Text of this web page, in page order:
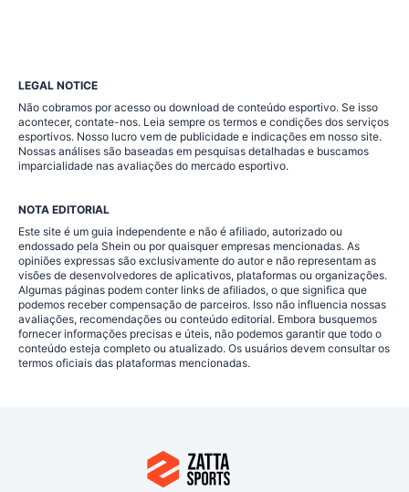
LEGAL NOTICE
Não cobramos por acesso ou download de conteúdo esportivo. Se isso
acontecer, contate-nos. Leia sempre os termos e condições dos serviços
esportivos. Nosso lucro vem de publicidade e indicações em nosso site.
Nossas análises são baseadas em pesquisas detalhadas e buscamos
imparcialidade nas avaliações do mercado esportivo.
NOTA EDITORIAL
Este site é um guia independente e não é afiliado, autorizado ou
endossado pela Shein ou por quaisquer empresas mencionadas. As
opiniões expressas são exclusivamente do autor e não representam as
visões de desenvolvedores de aplicativos, plataformas ou organizações.
Algumas páginas podem conter links de afiliados, o que significa que
podemos receber compensação de parceiros. Isso não influencia nossas
avaliações, recomendações ou conteúdo editorial. Embora busquemos
fornecer informações precisas e úteis, não podemos garantir que todo o
conteúdo esteja completo ou atualizado. Os usuários devem consultar os
termos oficiais das plataformas mencionadas.